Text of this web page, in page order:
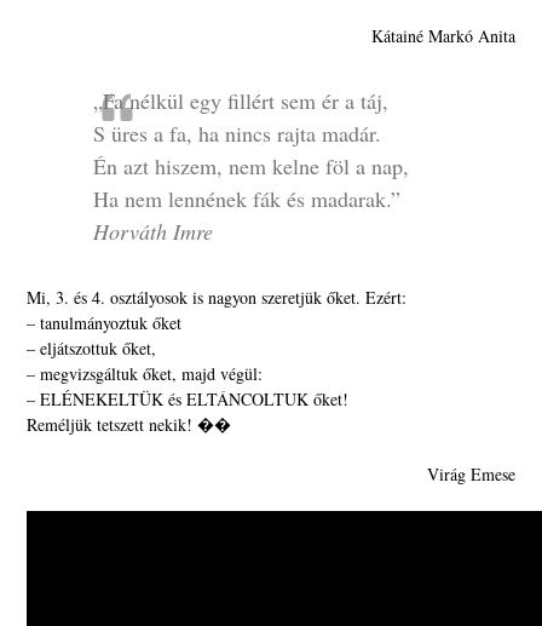
Kátainé Markó Anita
„Fa nélkül egy fillért sem ér a táj,
S üres a fa, ha nincs rajta madár.
Én azt hiszem, nem kelne föl a nap,
Ha nem lennének fák és madarak.”
Horváth Imre
Mi, 3. és 4. osztályosok is nagyon szeretjük őket. Ezért:
– tanulmányoztuk őket
– eljátszottuk őket,
– megvizsgáltuk őket, majd végül:
– ELÉNEKELTÜK és ELTÁNCOLTUK őket!
Reméljük tetszett nekik! ��
Virág Emese